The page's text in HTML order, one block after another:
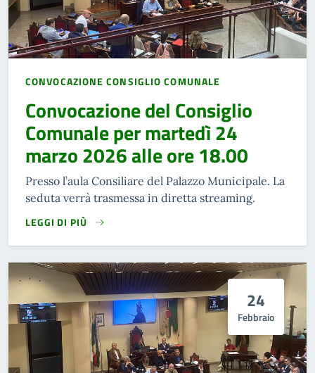
CONVOCAZIONE CONSIGLIO COMUNALE
Convocazione del Consiglio
Comunale per martedì 24
marzo 2026 alle ore 18.00
Presso l’aula Consiliare del Palazzo Municipale. La
seduta verrà trasmessa in diretta streaming.
LEGGI DI PIÙ
24
Febbraio